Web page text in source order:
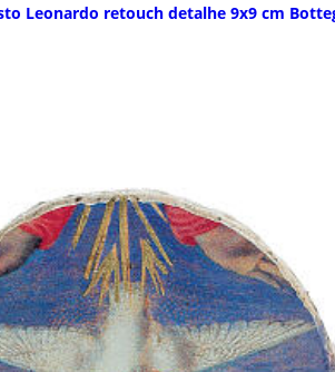
Leonardo retouch detalhe 9x9 cm